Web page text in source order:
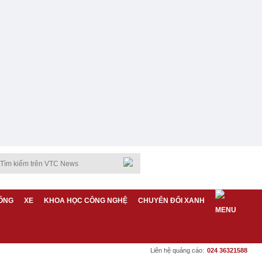
XE KHOA HỌC CÔNG NGHỆ CHUYỂN ĐỔI XANH
Liên hệ quảng cáo: 024 36321588